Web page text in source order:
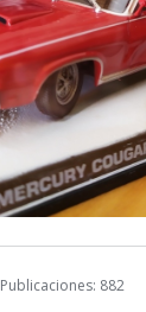
Publicaciones: 882